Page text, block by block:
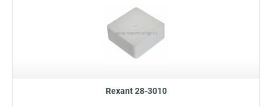
Rexant 28-3010